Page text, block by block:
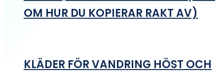
OM HUR DU KOPIERAR RAKT AV)
KLÄDER FÖR VANDRING HÖST OCH